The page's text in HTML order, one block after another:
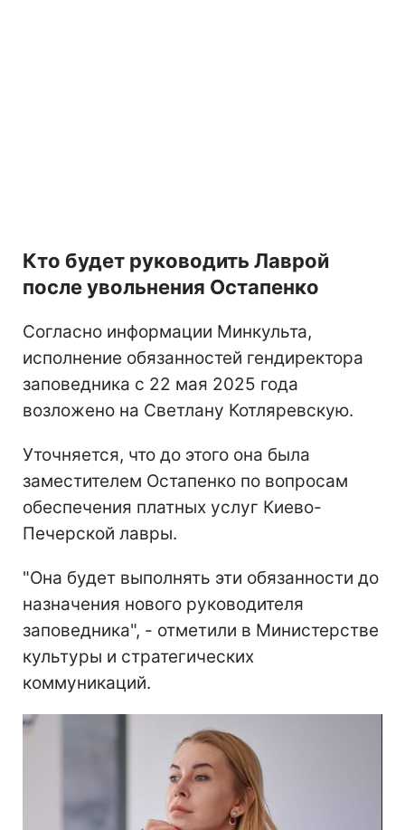
Кто будет руководить Лаврой
после увольнения Остапенко
Согласно информации Минкульта,
исполнение обязанностей гендиректора
заповедника с 22 мая 2025 года
возложено на Светлану Котляревскую.
Уточняется, что до этого она была
заместителем Остапенко по вопросам
обеспечения платных услуг Киево-
Печерской лавры.
"Она будет выполнять эти обязанности до
назначения нового руководителя
заповедника", - отметили в Министерстве
культуры и стратегических
коммуникаций.